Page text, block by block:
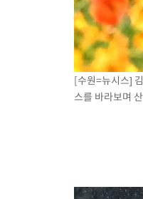
[수원=뉴시스]
스를 바라보며